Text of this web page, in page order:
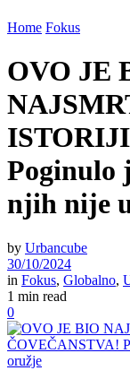
Home Fokus
OVO JE
Poginulo
njih nije
by Urbancube
30/10/2024
in Fokus, Globalno,
1 min read
0